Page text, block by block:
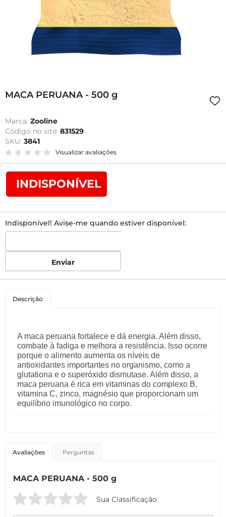
MACA PERUANA - 500 g
Marca: Zooline
Código no site: 831529
SKU: 3841
Visualizar avaliações
INDISPONÍVEL
Indisponível! Avise-me quando estiver disponível:
Enviar
Descrição
A maca peruana fortalece e dá energia. Além disso,
combate à fadiga e melhora a resistência. Isso ocorre
porque o alimento aumenta os níveis de
antioxidantes importantes no organismo, como a
glutationa e o superóxido dismutase. Além disso, a
maca peruana é rica em vitaminas do complexo B,
vitamina C, zinco, magnésio que proporcionam um
equilíbrio imunológico no corpo.
Avaliações Perguntas
MACA PERUANA - 500 g
Sua Classificação